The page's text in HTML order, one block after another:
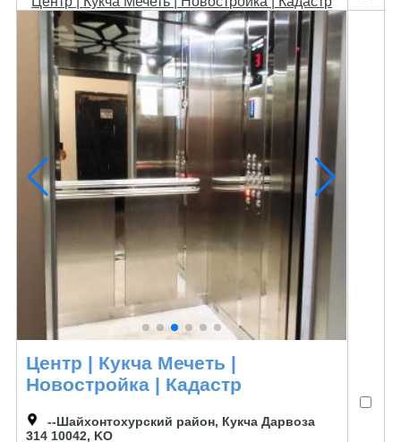
Центр | Кукча Мечеть |
Новостройка | Кадастр
--Шайхонтохурский район, Кукча Дарвоза
314 10042, KO